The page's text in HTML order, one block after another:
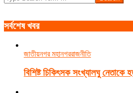
সর্বশেষ খবর
জাতীয়নগর মহানগররাজনীতি
বিশিষ্ট চিকিৎসক সংখ্যালঘু